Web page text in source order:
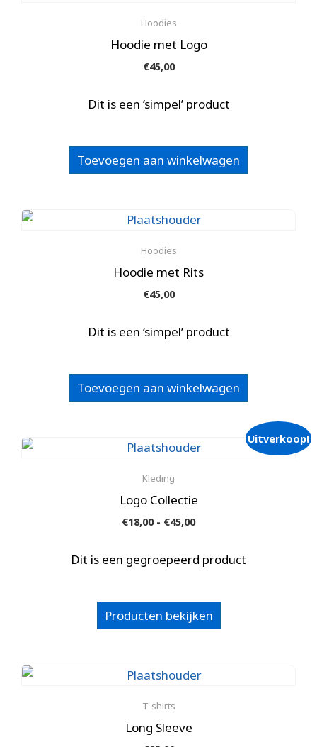
op
Hoodies
Hoodie met Logo
€45,00
Dit is een ‘simpel’ product
Toevoegen aan winkelwagen
Hoodies
Hoodie met Rits
€45,00
Dit is een ‘simpel’ product
Toevoegen aan winkelwagen
Uitverkoop!
Kleding
Logo Collectie
€18,00 - €45,00Prijsklasse:
tot
Dit is een gegroepeerd product
Producten bekijken
T-shirts
Long Sleeve